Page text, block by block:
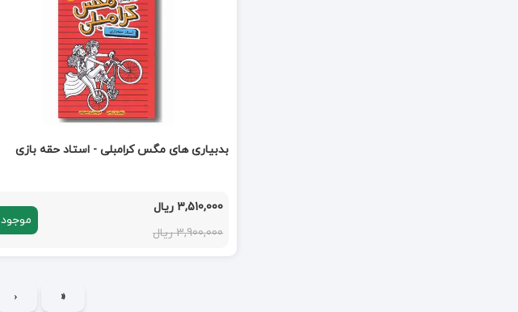
بدبیاری های مگس کرامبلی - استاد حقه بازی
3,510,000 ریال
3,900,000 ریال
موجود
«
‹